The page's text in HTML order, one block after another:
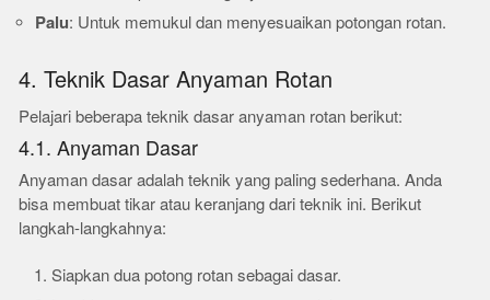
Palu: Untuk memukul dan menyesuaikan potongan rotan.
4. Teknik Dasar Anyaman Rotan
Pelajari beberapa teknik dasar anyaman rotan berikut:
4.1. Anyaman Dasar
Anyaman dasar adalah teknik yang paling sederhana. Anda
bisa membuat tikar atau keranjang dari teknik ini. Berikut
langkah-langkahnya:
Siapkan dua potong rotan sebagai dasar.